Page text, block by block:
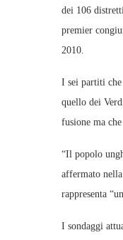
dei 106
premier
2010.
I sei partiti che
quello dei
fusione ma
“Il popolo
affermato
rappresenta
I sondaggi